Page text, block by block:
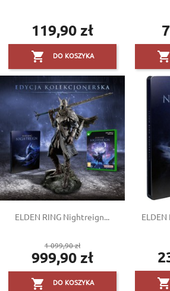
Cena
119,90 zł
 DO KOSZYKA 
ELDEN RING Nightreign...
Cena
podstawowa
1 099,90 zł
Cena
999,90 zł
 DO KOSZYKA
ELDEN
